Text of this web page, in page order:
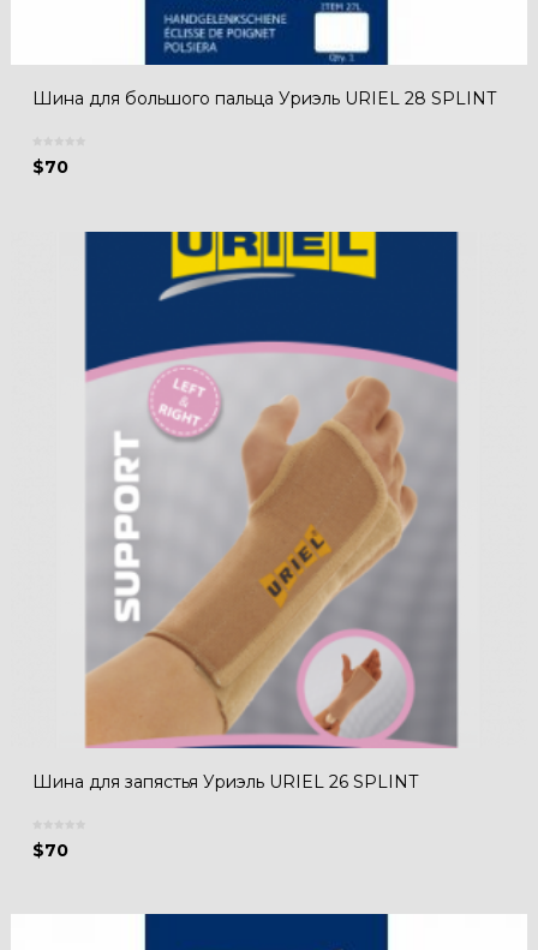
Шина для большого пальца Уриэль URIEL 28 SPLINT
$70
Шина для запястья Уриэль URIEL 26 SPLINT
$70